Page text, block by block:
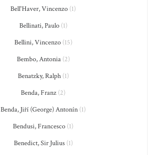
Bell'Haver, Vincenzo (1)
Bellinati, Paulo(1)
Bellini, Vincenzo(15)
Bembo, Antonia(2)
Benatzky, Ralph(1)
Benda, Franz (2)
Benda, Jiří (George) Antonín (1)
Bendusi, Francesco (1)
Benedict, Sir Julius(1)